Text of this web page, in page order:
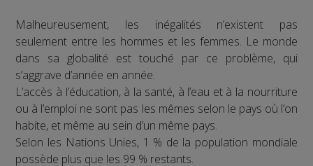
Malheureusement, les inégalités n’existent pas
seulement entre les hommes et les femmes. Le monde
dans sa globalité est touché par ce problème, qui
s’aggrave d’année en année.
L’accès à l’éducation, à la santé, à l’eau et à la nourriture
ou à l’emploi ne sont pas les mêmes selon le pays où l’on
habite, et même au sein d’un même pays.
Selon les Nations Unies, 1 % de la population mondiale
possède plus que les 99 % restants.